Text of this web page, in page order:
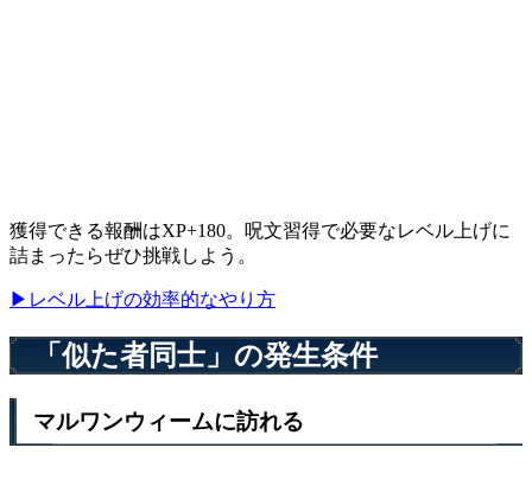
獲得できる報酬はXP+180。呪文習得で必要なレベル上げに
詰まったらぜひ挑戦しよう。
▶レベル上げの効率的なやり方
「似た者同士」の発生条件
マルワンウィームに訪れる